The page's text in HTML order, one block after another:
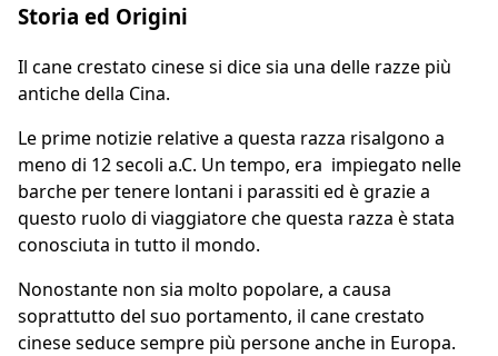
Storia ed Origini
Il cane crestato cinese si dice sia una delle razze più
antiche della Cina.
Le prime notizie relative a questa razza risalgono a
meno di 12 secoli a.C. Un tempo, era impiegato nelle
barche per tenere lontani i parassiti ed è grazie a
questo ruolo di viaggiatore che questa razza è stata
conosciuta in tutto il mondo.
Nonostante non sia molto popolare, a causa
soprattutto del suo portamento, il cane crestato
cinese seduce sempre più persone anche in Europa.